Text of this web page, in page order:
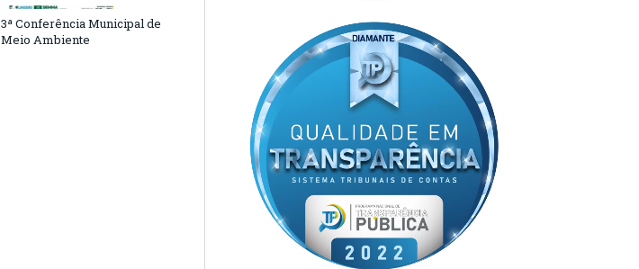
3ª Conferência Municipal de
Meio Ambiente